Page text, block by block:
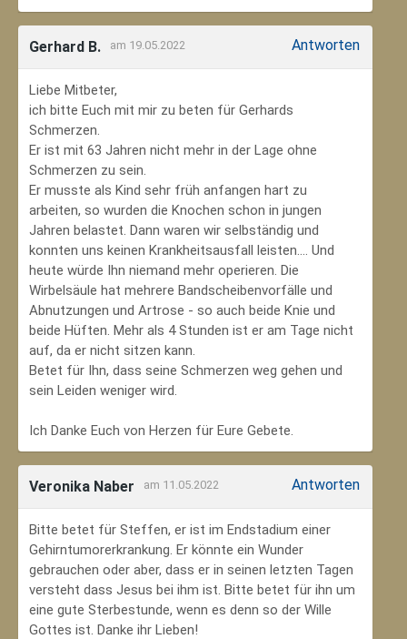
Gerhard B. am 19.05.2022 Antworten
Liebe Mitbeter,
ich bitte Euch mit mir zu beten für Gerhards
Schmerzen.
Er ist mit 63 Jahren nicht mehr in der Lage ohne
Schmerzen zu sein.
Er musste als Kind sehr früh anfangen hart zu
arbeiten, so wurden die Knochen schon in jungen
Jahren belastet. Dann waren wir selbständig und
konnten uns keinen Krankheitsausfall leisten.... Und
heute würde Ihn niemand mehr operieren. Die
Wirbelsäule hat mehrere Bandscheibenvorfälle und
Abnutzungen und Artrose - so auch beide Knie und
beide Hüften. Mehr als 4 Stunden ist er am Tage nicht
auf, da er nicht sitzen kann.
Betet für Ihn, dass seine Schmerzen weg gehen und
sein Leiden weniger wird.
Ich Danke Euch von Herzen für Eure Gebete.
Veronika Naber am 11.05.2022 Antworten
Bitte betet für Steffen, er ist im Endstadium einer
Gehirntumorerkrankung. Er könnte ein Wunder
gebrauchen oder aber, dass er in seinen letzten Tagen
versteht dass Jesus bei ihm ist. Bitte betet für ihn um
eine gute Sterbestunde, wenn es denn so der Wille
Gottes ist. Danke ihr Lieben!